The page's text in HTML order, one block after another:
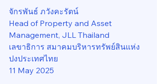
จักรพันธ์ ภวังคะรัตน์
Head of Property and Asset
Management, JLL Thailand
เลขาธิการ สมาคมบริหารทรัพย์สินแห่ง
ปงประเทศไทย
11 May 2025